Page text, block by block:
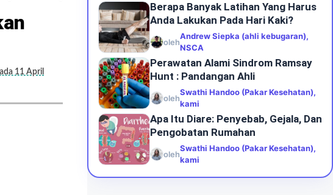
11 April
Berapa Banyak Latihan Yang Harus
Anda Lakukan Pada Hari Kaki?
oleh
Andrew Siepka (ahli kebugaran),
NSCA
Perawatan Alami Sindrom Ramsay
Hunt : Pandangan Ahli
oleh
Swathi Handoo (Pakar Kesehatan),
kami
Apa Itu Diare: Penyebab, Gejala, Dan
Pengobatan Rumahan
oleh
Swathi Handoo (Pakar Kesehatan),
kami